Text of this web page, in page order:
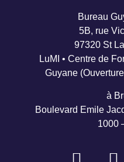
Bureau
5B, rue
97320 St
LuMI • Centre de
Guyane
à
Boulevard Emile
1000